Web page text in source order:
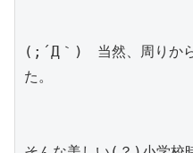
(;´Д｀)　当然、周りか
た。